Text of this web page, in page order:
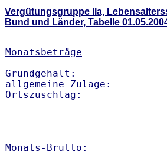
Vergütungsgruppe IIa,
Bund und Länder, Tabelle
Monatsbeträge
Grundgehalt:
allgemeine Zulage:
Ortszuschlag:
Monats-